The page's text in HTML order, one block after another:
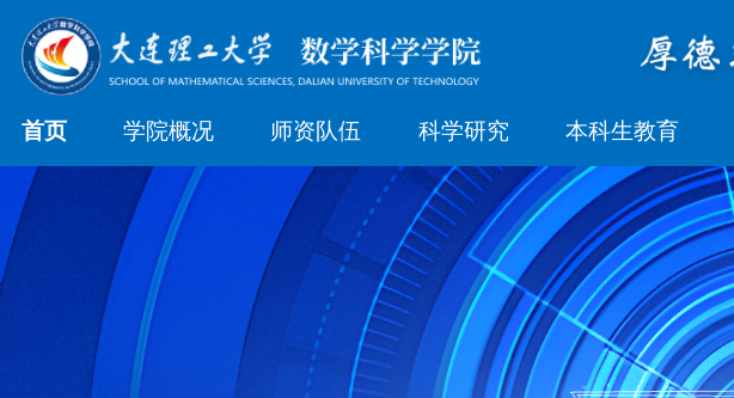
首页 学院概况 师资队伍 科学研究 本科生教育